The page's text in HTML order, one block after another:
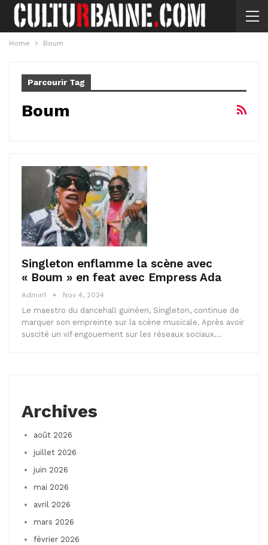
Home Boum
Parcourir Tag
Boum
Singleton enflamme la scène avec
« Boum » en feat avec Empress Ada
Admin1 Nov 4, 2024
Le maestro du dancehall guinéen, Singleton, continue de
marquer son empreinte sur la scène musicale. Après avoir
suscité un vif engouement sur les réseaux sociaux…
Archives
août 2026
juillet 2026
juin 2026
mai 2026
avril 2026
mars 2026
février 2026